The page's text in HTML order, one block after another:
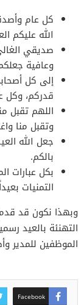
كل عام
الله عليكم
صديقي
وعافية
إلى كل
قدركم، وكل
اللهم تقبل
وتقبل منا
جعل الله
بالكم.
بكل عبارات
التمنيات
وبهذا نكون قد
التهنئة بالعيد
الموظفين للمدير
Facebook